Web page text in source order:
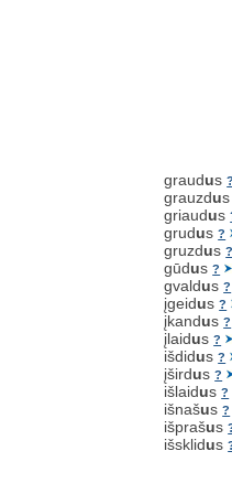
graudus?
grauzdu
griaudus
grudus?
gruzdus?
gūdus?
gvaldus?
įgeidus?
įkandus?
įlaidus?
išdidus?
įširdus?
išlaidus?
išnašus?
išprašus
išsklidus